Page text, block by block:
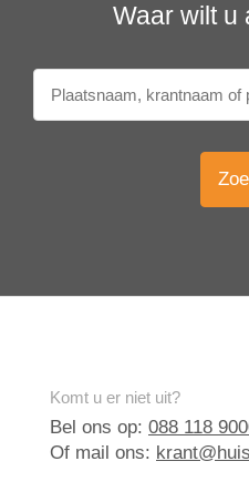
Waar wilt u
Komt u er niet uit?
Bel ons op: 088 118
Of mail ons: